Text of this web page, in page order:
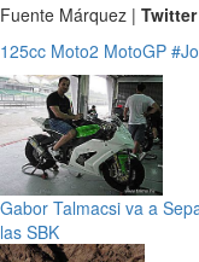
Fuente Márquez |
125cc Moto2 MotoGP
Gabor Talmacsi va a
las SBK